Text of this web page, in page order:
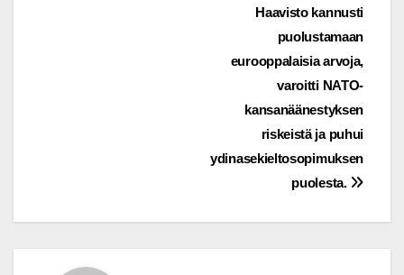
Haavisto kannusti
puolustamaan
eurooppalaisia arvoja,
varoitti NATO-
kansanäänestyksen
riskeistä ja puhui
ydinasekieltosopimuksen
puolesta.